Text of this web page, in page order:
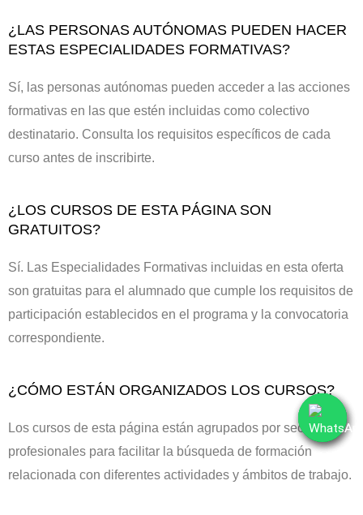
¿LAS PERSONAS AUTÓNOMAS PUEDEN HACER
ESTAS ESPECIALIDADES FORMATIVAS?
Sí, las personas autónomas pueden acceder a las acciones
formativas en las que estén incluidas como colectivo
destinatario. Consulta los requisitos específicos de cada
curso antes de inscribirte.
¿LOS CURSOS DE ESTA PÁGINA SON
GRATUITOS?
Sí. Las Especialidades Formativas incluidas en esta oferta
son gratuitas para el alumnado que cumple los requisitos de
participación establecidos en el programa y la convocatoria
correspondiente.
¿CÓMO ESTÁN ORGANIZADOS LOS CURSOS?
Los cursos de esta página están agrupados por sectores
profesionales para facilitar la búsqueda de formación
relacionada con diferentes actividades y ámbitos de trabajo.